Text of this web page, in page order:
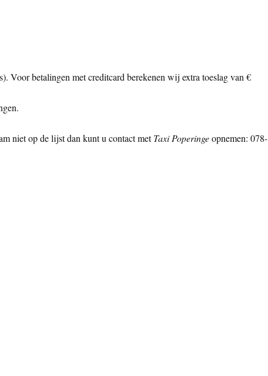
Voor betalingen met creditcard berekenen wij extra toeslag van €
niet op de lijst dan kunt u contact metTaxi Poperingeopnemen: 078-